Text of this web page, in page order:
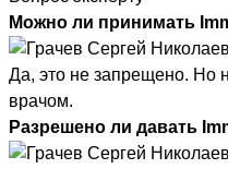
Можно ли принимать
Да, это не запрещено. Но
врачом.
Разрешено ли давать